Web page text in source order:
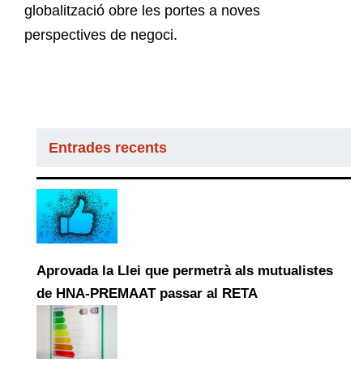
globalització obre les portes a noves
perspectives de negoci.
Entrades recents
Aprovada la Llei que permetrà als mutualistes
de HNA-PREMAAT passar al RETA